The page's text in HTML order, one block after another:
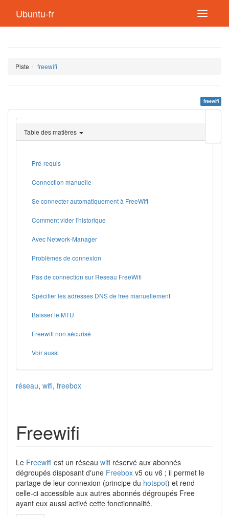
Ubuntu-fr
Piste freewifi
freewifi
page
Table des matières
Pré-requis
Connection manuelle
Se connecter automatiquement à FreeWifi
Comment vider l'historique
Avec Network-Manager
Problèmes de connexion
Pas de connection sur Reseau FreeWifi
Spécifier les adresses DNS de free manuellement
Baisser le MTU
Freewifi non sécurisé
Voir aussi
réseau, wifi, freebox
Freewifi
Le Freewifi est un réseau wifi réservé aux abonnés
dégroupés disposant d'une Freebox v5 ou v6 ; il permet le
partage de leur connexion (principe du hotspot) et rend
celle-ci accessible aux autres abonnés dégroupés Free
ayant eux aussi activé cette fonctionnalité.